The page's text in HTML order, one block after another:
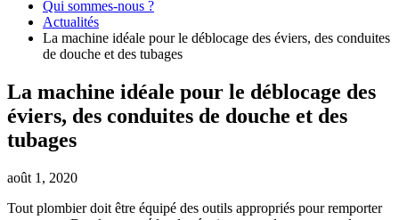
Qui sommes-nous ?
Actualités
La machine idéale pour le déblocage des éviers, des conduites
de douche et des tubages
La machine idéale pour le déblocage des
éviers, des conduites de douche et des
tubages
août 1, 2020
Tout plombier doit être équipé des outils appropriés pour remporter